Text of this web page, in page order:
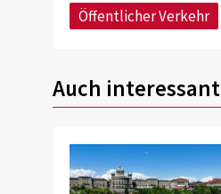
Öffentlicher Verkehr
Auch interessant